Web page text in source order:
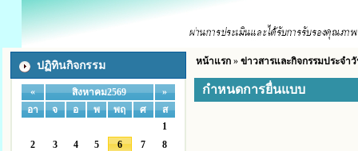
ปฏิทินกิจกรรม
« สิงหาคม2569
»
อา
จ อ พ พฤ ศ
ส
1
2
3 4 5 6 7
8
หน้าแรก» ข่าวสารและกิจกรรมประจำ
กำหนดการยื่นแบบ